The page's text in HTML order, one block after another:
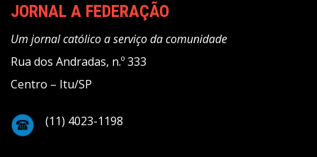
JORNAL A FEDERAÇÃO
Um jornal católico a serviço da comunidade
Rua dos Andradas, n.º 333
Centro – Itu/SP
(11) 4023-1198